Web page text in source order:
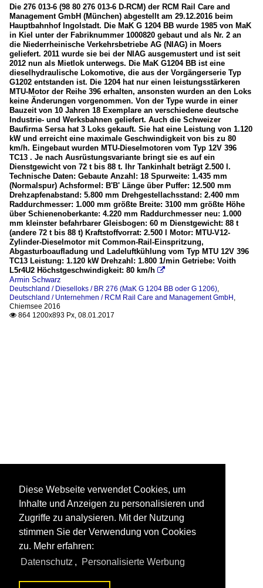
Die 276 013-6 (98 80 276 013-6 D-RCM) der RCM Rail Care and
Management GmbH (München) abgestellt am 29.12.2016 beim
Hauptbahnhof Ingolstadt. Die MaK G 1204 BB wurde 1985 von MaK
in Kiel unter der Fabriknummer 1000820 gebaut und als Nr. 2 an
die Niederrheinische Verkehrsbetriebe AG (NIAG) in Moers
geliefert. 2011 wurde sie bei der NIAG ausgemustert und ist seit
2012 nun als Mietlok unterwegs. Die MaK G1204 BB ist eine
dieselhydraulische Lokomotive, die aus der Vorgängerserie Typ
G1202 entstanden ist. Die 1204 hat nur einen leistungsstärkeren
MTU-Motor der Reihe 396 erhalten, ansonsten wurden an den Loks
keine Änderungen vorgenommen. Von der Type wurde in einer
Bauzeit von 10 Jahren 18 Exemplare an verschiedene deutsche
Industrie- und Werksbahnen geliefert. Auch die Schweizer
Baufirma Sersa hat 3 Loks gekauft. Sie hat eine Leistung von 1.120
kW und erreicht eine maximale Geschwindigkeit von bis zu 80
km/h. Eingebaut wurden MTU-Dieselmotoren vom Typ 12V 396
TC13 . Je nach Ausrüstungsvariante bringt sie es auf ein
Dienstgewicht von 72 t bis 88 t. Ihr Tankinhalt beträgt 2.500 l.
Technische Daten: Gebaute Anzahl: 18 Spurweite: 1.435 mm
(Normalspur) Achsformel: B'B' Länge über Puffer: 12.500 mm
Drehzapfenabstand: 5.800 mm Drehgestellachsstand: 2.400 mm
Raddurchmesser: 1.000 mm größte Breite: 3100 mm größte Höhe
über Schienenoberkante: 4.220 mm Raddurchmesser neu: 1.000
mm kleinster befahrbarer Gleisbogen: 60 m Dienstgewicht: 88 t
(andere 72 t bis 88 t) Kraftstoffvorrat: 2.500 l Motor: MTU-V12-
Zylinder-Dieselmotor mit Common-Rail-Einspritzung,
Abgasturboaufladung und Ladeluftkühlung vom Typ MTU 12V 396
TC13 Leistung: 1.120 kW Drehzahl: 1.800 1/min Getriebe: Voith
L5r4U2 Höchstgeschwindigkeit: 80 km/h 
Armin Schwarz
Deutschland / Dieselloks / BR 276 (MaK G 1204 BB oder G 1206)
Deutschland / Unternehmen / RCM Rail Care and Management GmbH
Chiemsee 2016
 864 1200x893 Px, 08.01.2017
Diese Webseite verwendet Cookies, um
Inhalte und Anzeigen zu personalisieren und
Zugriffe zu analysieren. Mit der Nutzung
stimmen Sie der Verwendung von Cookies
zu. Mehr erfahren:
Datenschutz , Personalisierte Werbung